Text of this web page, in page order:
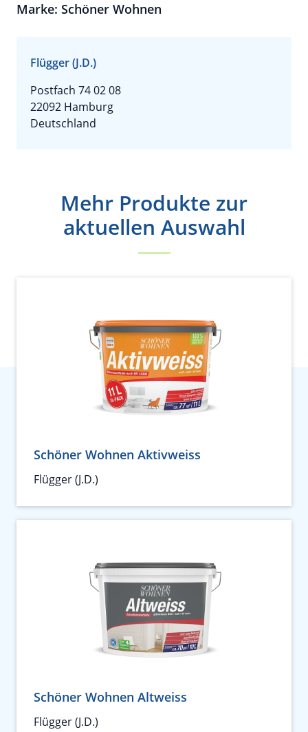
Marke: Schöner Wohnen
Flügger (J.D.)
Postfach 74 02 08
22092 Hamburg
Deutschland
Mehr Produkte zur
aktuellen Auswahl
Schöner Wohnen Aktivweiss
Flügger (J.D.)
Schöner Wohnen Altweiss
Flügger (J.D.)